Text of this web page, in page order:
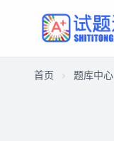
首页 题库中心